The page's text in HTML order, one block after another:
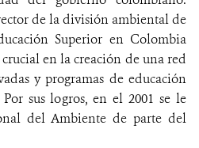
de la división ambiental de
Superior en Colombia
crucial en la creación de una red
y programas de educación
sus logros, en el 2001 se le
del Ambiente de parte del